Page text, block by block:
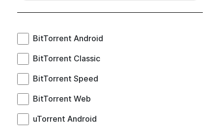
BitTorrent Android
BitTorrent Classic
BitTorrent Speed
BitTorrent Web
uTorrent Android